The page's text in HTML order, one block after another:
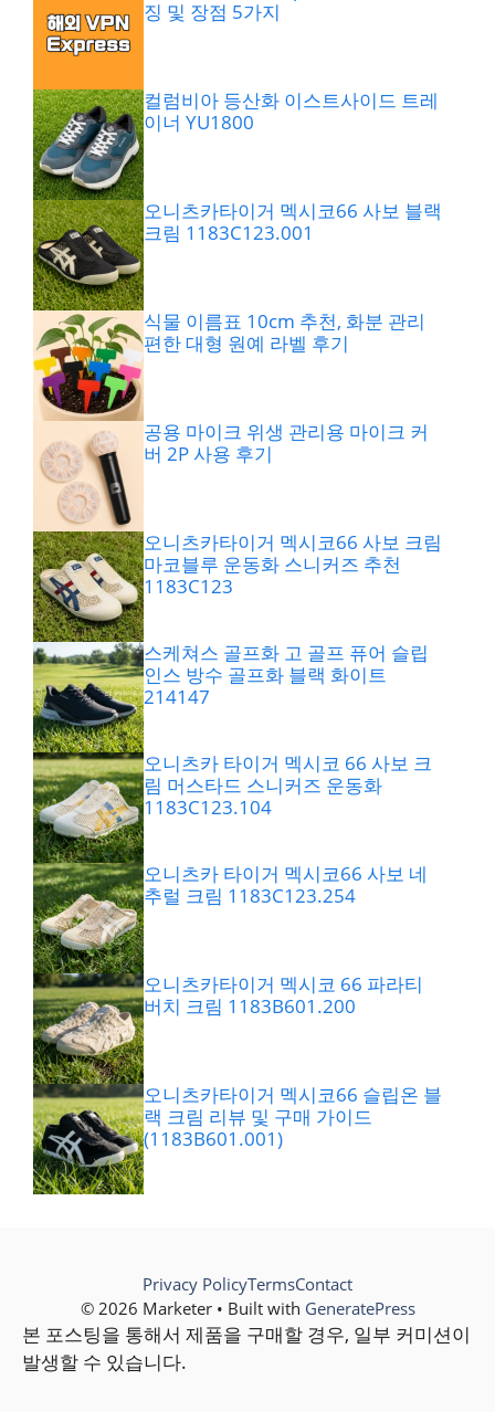
징 및 장점 5가지
컬럼비아 등산화 이스트사이드 트레
이너 YU1800
오니츠카타이거 멕시코66 사보 블랙
크림 1183C123.001
식물 이름표 10cm 추천, 화분 관리
편한 대형 원예 라벨 후기
공용 마이크 위생 관리용 마이크 커
버 2P 사용 후기
오니츠카타이거 멕시코66 사보 크림
마코블루 운동화 스니커즈 추천
1183C123
스케쳐스 골프화 고 골프 퓨어 슬립
인스 방수 골프화 블랙 화이트
214147
오니츠카 타이거 멕시코 66 사보 크
림 머스타드 스니커즈 운동화
1183C123.104
오니츠카 타이거 멕시코66 사보 네
추럴 크림 1183C123.254
오니츠카타이거 멕시코 66 파라티
버치 크림 1183B601.200
오니츠카타이거 멕시코66 슬립온 블
랙 크림 리뷰 및 구매 가이드
(1183B601.001)
© 2026 Marketer • Built with GeneratePress
본 포스팅을 통해서 제품을 구매할 경우, 일부 커미션이
발생할 수 있습니다.
Privacy PolicyTermsContact